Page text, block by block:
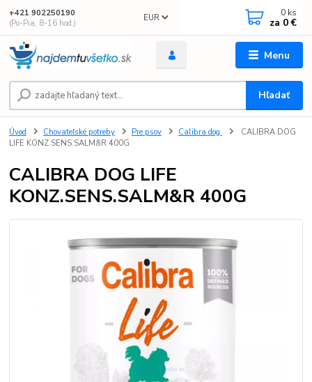
Menu
EUR
Hľadať
+421 902250190
(Po-Pia, 8-16 hod.)
0 ks
za 0 €
Úvod Chovateľské potreby Pre psov Calibra dog
CALIBRA DOG
LIFE KONZ.SENS.SALM&R 400G
CALIBRA DOG LIFE
KONZ.SENS.SALM&R 400G